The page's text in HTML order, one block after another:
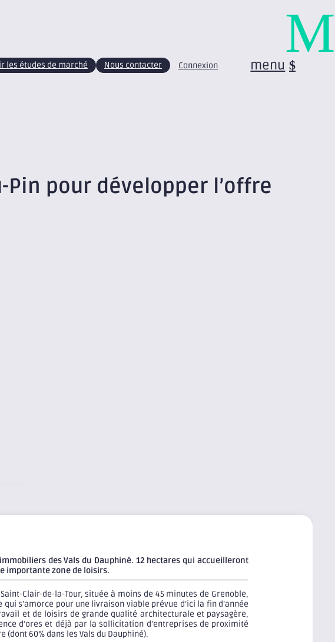
les études de marché Nous contacter Connexion menu
Pin pour développer l’offre
des Vals du Dauphiné. 12 hectares qui accueilleront
importante zone de loisirs.
Clair-de-la-Tour, située à moins de 45 minutes de Grenoble,
s’amorce pour une livraison viable prévue d’ici la fin d’année
et de loisirs de grande qualité architecturale et paysagère,
d’ores et déjà par la sollicitation d’entreprises de proximité
60% dans les Vals du Dauphiné).
M